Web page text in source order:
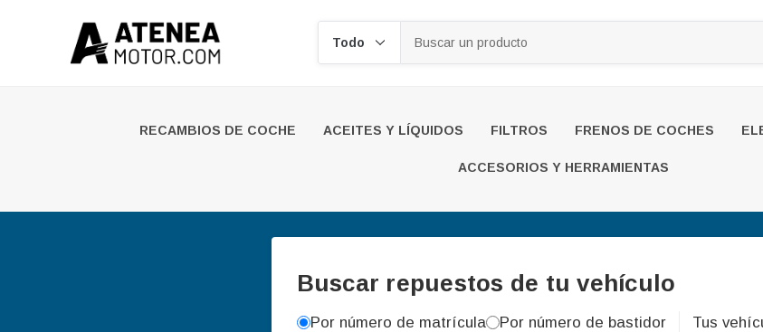
RECAMBIOS DE COCHE ACEITES Y LÍQUIDOS FILTROS FRENOS DE COCHES
ACCESORIOS Y HERRAMIENTAS
Buscar repuestos de tu vehículo
Por número de matrícula Por número de bastidor Tus